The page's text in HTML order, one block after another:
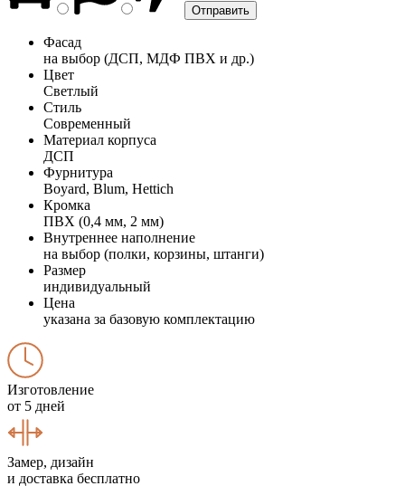
Фасад
на выбор (ДСП, МДФ ПВХ и др.)
Цвет
Светлый
Стиль
Современный
Материал корпуса
ДСП
Фурнитура
Boyard, Blum, Hettich
Кромка
ПВХ (0,4 мм, 2 мм)
Внутреннее наполнение
на выбор (полки, корзины, штанги)
Размер
индивидуальный
Цена
указана за базовую комплектацию
Изготовление
от 5 дней
Замер, дизайн
и доставка бесплатно